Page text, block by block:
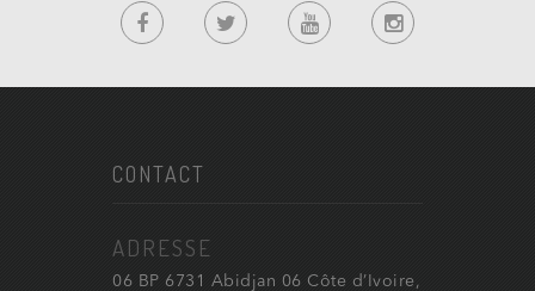
CONTACT
ADRESSE
06 BP 6731 Abidjan 06 Côte d’Ivoire,